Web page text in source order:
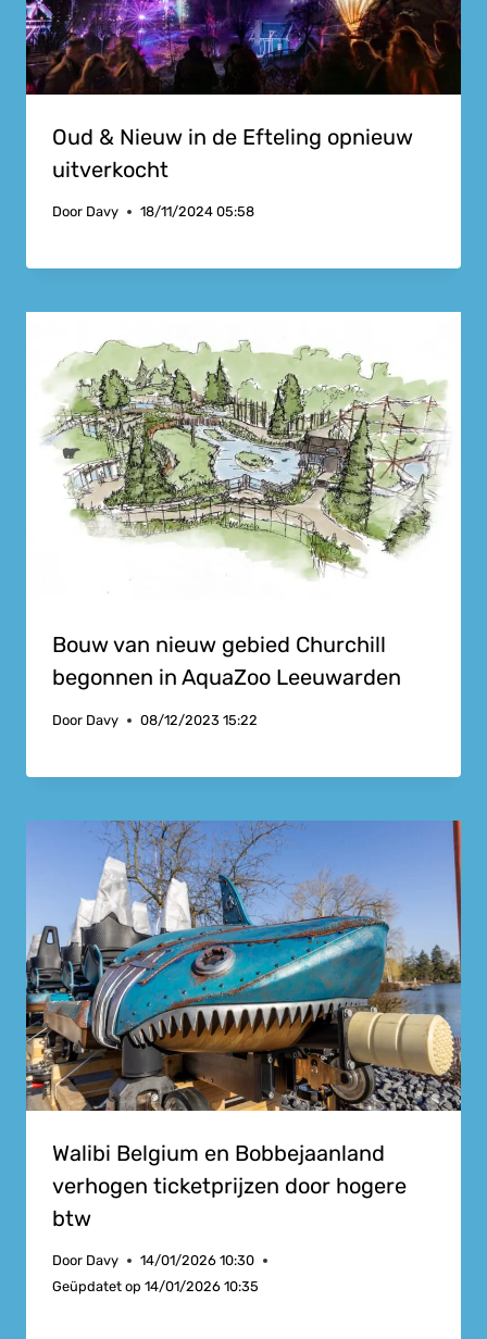
Oud & Nieuw in de Efteling opnieuw
uitverkocht
Door Davy 18/11/2024 05:58
Bouw van nieuw gebied Churchill
begonnen in AquaZoo Leeuwarden
Door Davy 08/12/2023 15:22
Walibi Belgium en Bobbejaanland
verhogen ticketprijzen door hogere
btw
Door Davy
14/01/2026 10:30
Geüpdatet op 14/01/2026 10:35